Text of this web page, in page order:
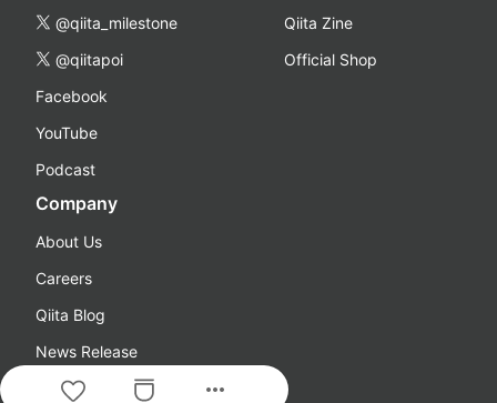
more_horiz
@qiita_milestone
@qiitapoi
Facebook
YouTube
Podcast
Qiita Zine
Official Shop
Company
About Us
Careers
Qiita Blog
News Release